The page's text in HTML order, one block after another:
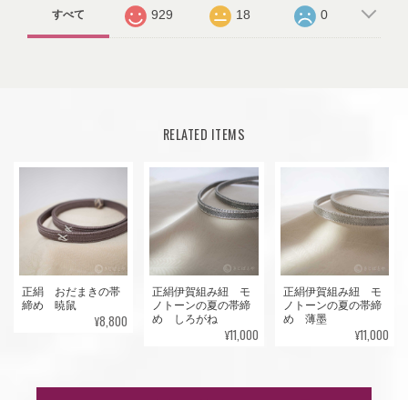
すべて 929 18 0
RELATED ITEMS
正絹 おだまきの帯
締め 暁鼠
¥8,800
正絹伊賀組み紐 モ
ノトーンの夏の帯締
め しろがね
¥11,000
正絹伊賀組み紐 モ
ノトーンの夏の帯締
め 薄墨
¥11,000